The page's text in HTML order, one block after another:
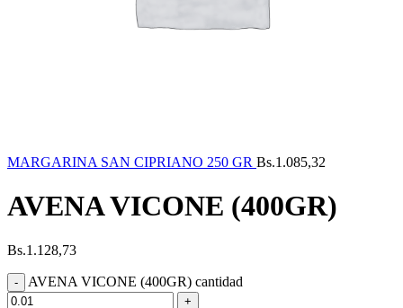
MARGARINA SAN CIPRIANO 250 GR Bs.1.085,32
AVENA VICONE (400GR)
Bs.1.128,73
AVENA VICONE (400GR) cantidad